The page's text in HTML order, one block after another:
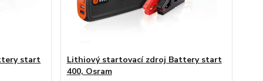
start
Lithiový startovací zdroj Battery start
400, Osram